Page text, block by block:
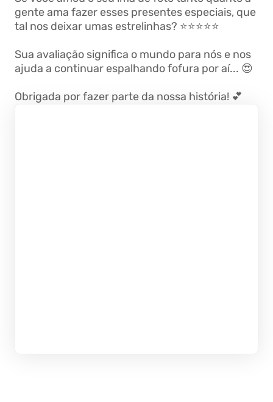
gente ama fazer esses presentes especiais, que
tal nos deixar umas estrelinhas? ⭐️⭐⭐⭐⭐
Sua avaliação significa o mundo para nós e nos
ajuda a continuar espalhando fofura por aí... 😍
Obrigada por fazer parte da nossa história! 💕